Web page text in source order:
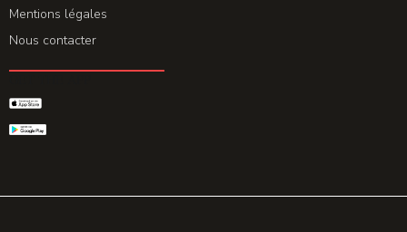
Mentions légales
Nous contacter